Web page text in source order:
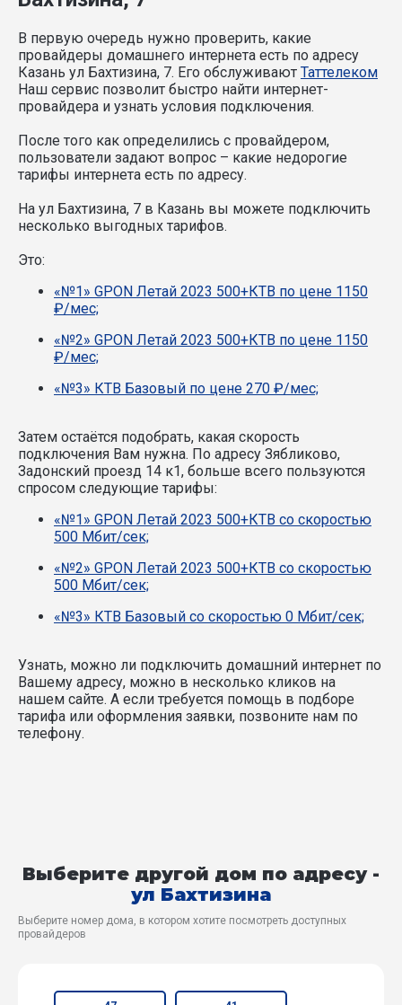
В первую очередь нужно проверить, какие
провайдеры домашнего интернета есть по адресу
Казань ул Бахтизина, 7. Его обслуживают Таттелеком
Наш сервис позволит быстро найти интернет-
провайдера и узнать условия подключения.
После того как определились с провайдером,
пользователи задают вопрос – какие недорогие
тарифы интернета есть по адресу.
На ул Бахтизина, 7 в Казань вы можете подключить
несколько выгодных тарифов.
Это:
«№1» GPON Летай 2023 500+КТВ по цене 1150
₽/мес;
«№2» GPON Летай 2023 500+КТВ по цене 1150
₽/мес;
«№3» КТВ Базовый по цене 270 ₽/мес;
Затем остаётся подобрать, какая скорость
подключения Вам нужна. По адресу Зябликово,
Задонский проезд 14 к1, больше всего пользуются
спросом следующие тарифы:
«№1» GPON Летай 2023 500+КТВ со скоростью
500 Мбит/сек;
«№2» GPON Летай 2023 500+КТВ со скоростью
500 Мбит/сек;
«№3» КТВ Базовый со скоростью 0 Мбит/сек;
Узнать, можно ли подключить домашний интернет по
Вашему адресу, можно в несколько кликов на
нашем сайте. А если требуется помощь в подборе
тарифа или оформления заявки, позвоните нам по
телефону.
Выберите другой дом по адресу -
ул Бахтизина
Выберите номер дома, в котором хотите посмотреть доступных
провайдеров